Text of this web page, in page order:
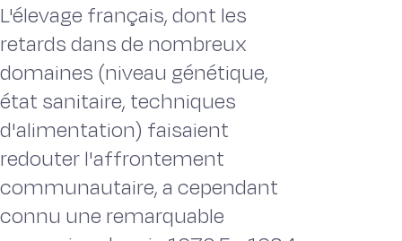
L'élevage français, dont les
retards dans de nombreux
domaines (niveau génétique,
état sanitaire, techniques
d'alimentation) faisaient
redouter l'affrontement
communautaire, a cependant
connu une remarquable